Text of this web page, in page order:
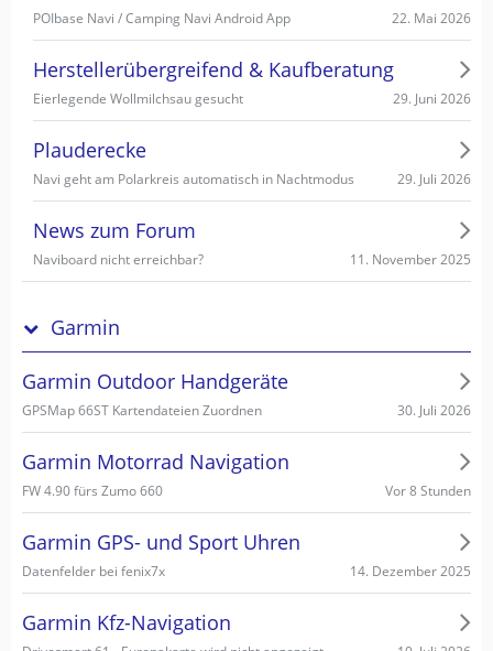
POIbase Navi / Camping Navi Android App 22. Mai 2026
Herstellerübergreifend & Kaufberatung
Eierlegende Wollmilchsau gesucht 29. Juni 2026
Plauderecke
Navi geht am Polarkreis automatisch in Nachtmodus 29. Juli 2026
News zum Forum
Naviboard nicht erreichbar? 11. November 2025
Garmin
Garmin Outdoor Handgeräte
GPSMap 66ST Kartendateien Zuordnen 30. Juli 2026
Garmin Motorrad Navigation
FW 4.90 fürs Zumo 660 Vor 8 Stunden
Garmin GPS- und Sport Uhren
Datenfelder bei fenix7x 14. Dezember 2025
Garmin Kfz-Navigation